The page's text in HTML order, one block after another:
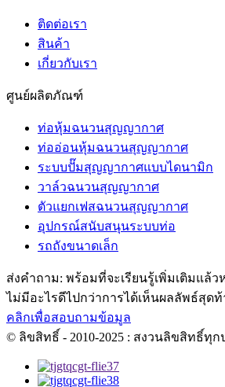
ติดต่อเรา
สินค้า
เกี่ยวกับเรา
ศูนย์ผลิตภัณฑ์
ท่อหุ้มฉนวนสุญญากาศ
ท่ออ่อนหุ้มฉนวนสุญญากาศ
ระบบปั๊มสุญญากาศแบบไดนามิก
วาล์วฉนวนสุญญากาศ
ตัวแยกเฟสฉนวนสุญญากาศ
อุปกรณ์สนับสนุนระบบท่อ
รถถังขนาดเล็ก
ส่งคำถาม: พร้อมที่จะเรียนรู้เพิ่มเติมแล้ว
ไม่มีอะไรดีไปกว่าการได้เห็นผลลัพธ์สุดท้
คลิกเพื่อสอบถามข้อมูล
© ลิขสิทธิ์ - 2010-2025 : สงวนลิขสิทธิ์ทุก